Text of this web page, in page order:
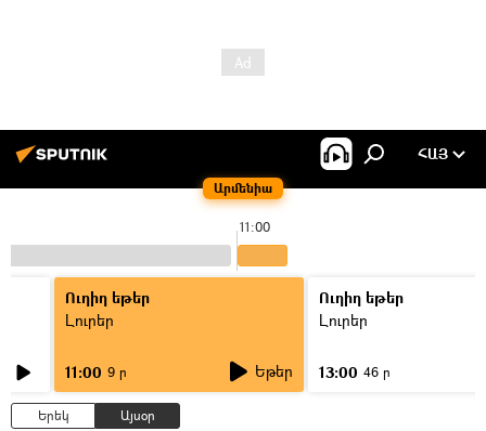
Արմենիա
ՀԱՅ
11:00
Ուղիղ եթեր
Լուրեր
11:00 9 ր Եթեր
Ուղիղ եթեր
Լուրեր
13:00 46 ր
Երեկ Այսօր